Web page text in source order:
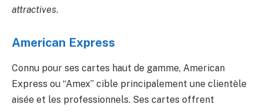
attractives.
American Express
Connu pour ses cartes haut de gamme, American
Express ou “Amex” cible principalement une clientèle
aisée et les professionnels. Ses cartes offrent